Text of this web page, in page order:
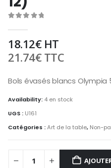
18.12€HT
21.74€TTC
Bols évasés blancs Olympia
Availability: 4 en stock
UGS : U161
Catégories :Art de la table, Non-